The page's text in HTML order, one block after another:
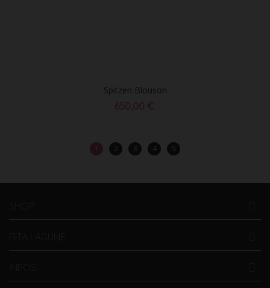
Spitzen Blouson
650,00 €
2 3 4 5